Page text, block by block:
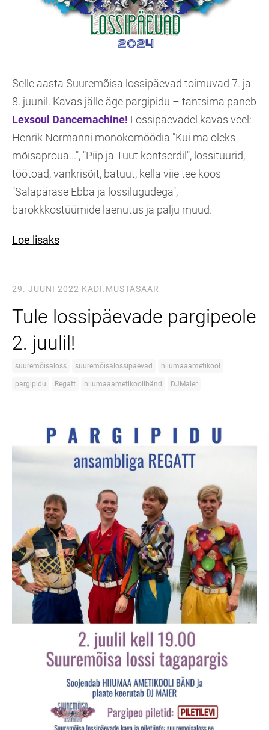
Selle aasta Suuremõisa lossipäevad toimuvad 7. ja
8. juunil. Kavas jälle äge pargipidu – tantsima paneb
Lexsoul Dancemachine! Lossipäevadel kavas veel:
Henrik Normanni monokomöödia "Kui ma oleks
mõisaproua...", "Piip ja Tuut kontserdil", lossituurid,
töötoad, vankrisõit, batuut, kella viie tee koos
"Salapärase Ebba ja lossilugudega",
barokkkostüümide laenutus ja palju muud.
Loe lisaks
29. JUUNI 2022 KADI.MUSTASAAR
Tule lossipäevade pargipeole
2. juulil!
suuremõisaloss suuremõisalossipäevad hiiumaaametikool
pargipidu Regatt hiiumaaametikoolibänd DJMaier